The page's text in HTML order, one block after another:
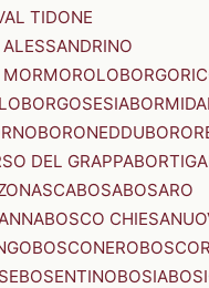
TIDONE
BORGOSESIABORMIDA
BORONEDDU
DEL GRAPPA
BOSABOSARO
BOSCO
BOSCONERO
BOSENTINOBOSIA